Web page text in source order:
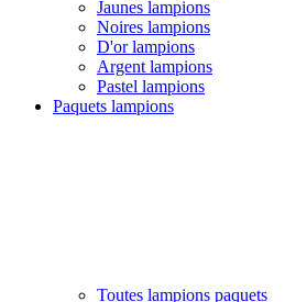
Jaunes lampions
Noires lampions
D'or lampions
Argent lampions
Pastel lampions
Paquets lampions
Toutes lampions paquets